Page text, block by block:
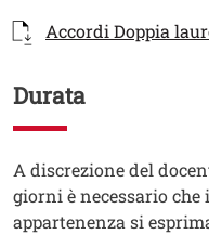
Documenti
Documento
Accordi Doppia
Durata
Testo
A discrezione del
giorni è necessario
appartenenza si